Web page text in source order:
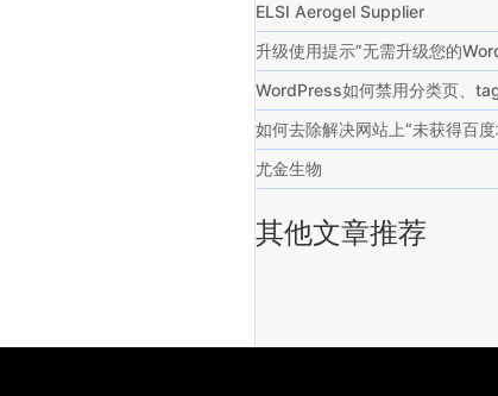
ELSI Aerogel Supplier
升级使用提示”无需升级您的
WordPress如何禁用分类页、
如何去除解决网站上“未获得百
尤金生物
其他文章推荐